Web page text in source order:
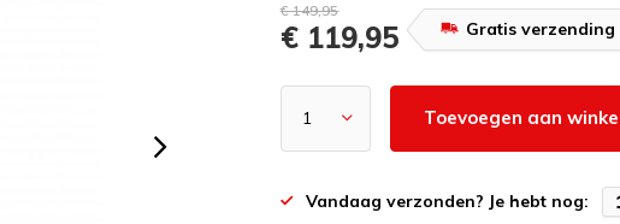
€ 149,95
€ 119,95 Gratis verzending
Toevoegen aan
Vandaag verzonden? Je hebt nog: